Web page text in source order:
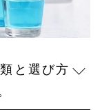
と選び方